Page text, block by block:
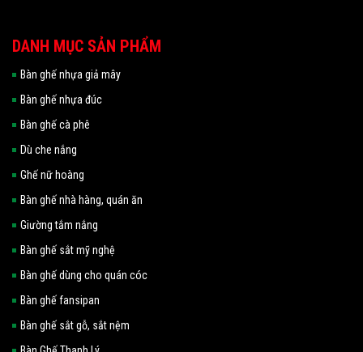
DANH MỤC SẢN PHẨM
Bàn ghế nhựa giả mây
Bàn ghế nhựa đúc
Bàn ghế cà phê
Dù che nắng
Ghế nữ hoàng
Bàn ghế nhà hàng, quán ăn
Giường tắm nắng
Bàn ghế sắt mỹ nghệ
Bàn ghế dùng cho quán cóc
Bàn ghế fansipan
Bàn ghế sắt gỗ, sắt nệm